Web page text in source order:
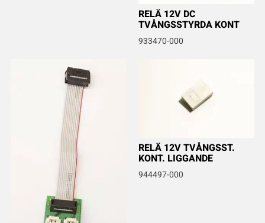
RELÄ 12V DC
TVÅNGSSTYRDA KONT
933470-000
RELÄ 12V TVÅNGSST.
KONT. LIGGANDE
944497-000